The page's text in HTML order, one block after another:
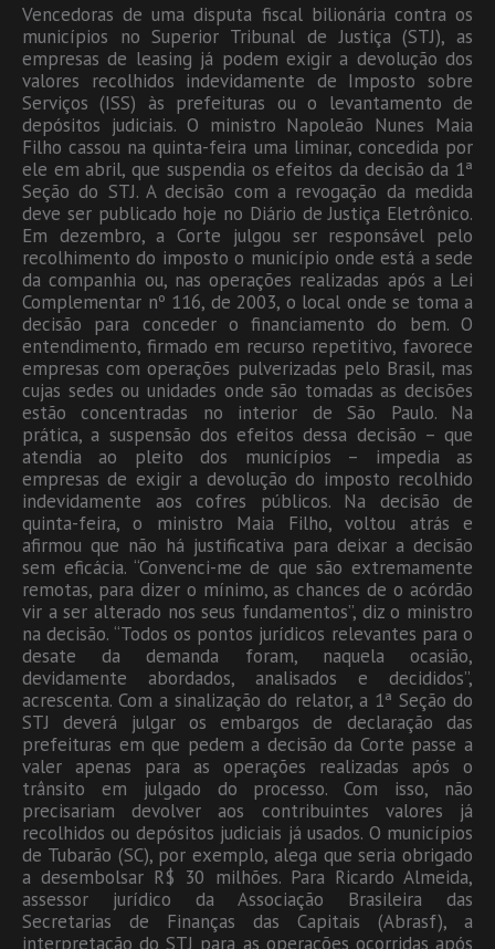
Vencedoras de uma disputa fiscal bilionária contra os
municípios no Superior Tribunal de Justiça (STJ), as
empresas de leasing já podem exigir a devolução dos
valores recolhidos indevidamente de Imposto sobre
Serviços (ISS) às prefeituras ou o levantamento de
depósitos judiciais. O ministro Napoleão Nunes Maia
Filho cassou na quinta-feira uma liminar, concedida por
ele em abril, que suspendia os efeitos da decisão da 1ª
Seção do STJ. A decisão com a revogação da medida
deve ser publicado hoje no Diário de Justiça Eletrônico.
Em dezembro, a Corte julgou ser responsável pelo
recolhimento do imposto o município onde está a sede
da companhia ou, nas operações realizadas após a Lei
Complementar nº 116, de 2003, o local onde se toma a
decisão para conceder o financiamento do bem. O
entendimento, firmado em recurso repetitivo, favorece
empresas com operações pulverizadas pelo Brasil, mas
cujas sedes ou unidades onde são tomadas as decisões
estão concentradas no interior de São Paulo. Na
prática, a suspensão dos efeitos dessa decisão – que
atendia ao pleito dos municípios – impedia as
empresas de exigir a devolução do imposto recolhido
indevidamente aos cofres públicos. Na decisão de
quinta-feira, o ministro Maia Filho, voltou atrás e
afirmou que não há justificativa para deixar a decisão
sem eficácia. “Convenci-me de que são extremamente
remotas, para dizer o mínimo, as chances de o acórdão
vir a ser alterado nos seus fundamentos”, diz o ministro
na decisão. “Todos os pontos jurídicos relevantes para o
desate da demanda foram, naquela ocasião,
devidamente abordados, analisados e decididos”,
acrescenta. Com a sinalização do relator, a 1ª Seção do
STJ deverá julgar os embargos de declaração das
prefeituras em que pedem a decisão da Corte passe a
valer apenas para as operações realizadas após o
trânsito em julgado do processo. Com isso, não
precisariam devolver aos contribuintes valores já
recolhidos ou depósitos judiciais já usados. O municípios
de Tubarão (SC), por exemplo, alega que seria obrigado
a desembolsar R$ 30 milhões. Para Ricardo Almeida,
assessor jurídico da Associação Brasileira das
Secretarias de Finanças das Capitais (Abrasf), a
interpretação do STJ para as operações ocorridas após